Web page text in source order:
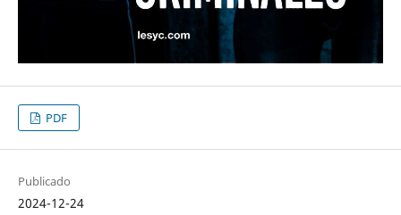
PDF
Publicado
2024-12-24